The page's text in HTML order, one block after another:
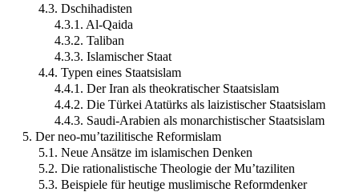
4.3. Dschihadisten
4.3.1. Al-Qaida
4.3.2. Taliban
4.3.3. Islamischer Staat
4.4. Typen eines Staatsislam
4.4.1. Der Iran als theokratischer Staatsislam
4.4.2. Die Türkei Atatürks als laizistischer Staatsislam
4.4.3. Saudi-Arabien als monarchistischer Staatsislam
5. Der neo-mu’tazilitische Reformislam
5.1. Neue Ansätze im islamischen Denken
5.2. Die rationalistische Theologie der Mu’taziliten
5.3. Beispiele für heutige muslimische Reformdenker